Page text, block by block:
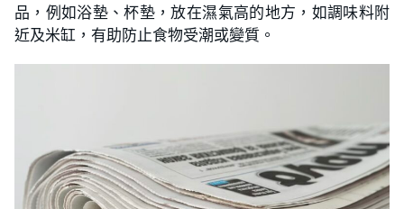
品，例如浴墊、杯墊，放在濕氣高的地方，如調味料附
近及米缸，有助防止食物受潮或變質。